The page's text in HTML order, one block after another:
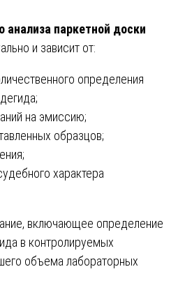
анализа паркетной доски
и зависит от:
определения
на эмиссию;
образцов;
характера
включающее определение
в контролируемых
объема лабораторных